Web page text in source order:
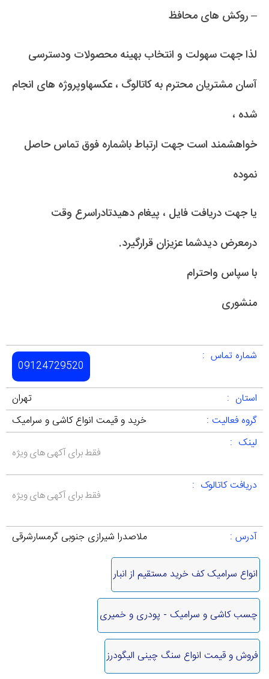
– روکش های محافظ
لذا جهت سهولت و انتخاب بهینه محصولات ودسترسی
آسان مشتریان محترم به کاتالوگ ، عکسهاوپروژه های انجام
شده ،
خواهشمند است جهت ارتباط باشماره فوق تماس حاصل
نموده
یا جهت دریافت فایل ، پیغام دهیدتادراسرع وقت
درمعرض دیدشما عزیزان قرارگیرد.
با سپاس واحترام
منشوری
شماره تماس :
09124729520
استان :
تهران
گروه فعالیت :
خرید و قیمت انواع کاشی و سرامیک
لینک :
فقط برای آکهی های ویژه
دریافت کاتالوک :
فقط برای آکهی های ویژه
آدرس : ملاصدرا شیرازی جنوبی گرمسارشرقی
انواع سرامیک کف خرید مستقیم از انبار
چسب کاشی و سرامیک - پودری و خمیری
فروش و قیمت انواع سنگ‌ چینی الیگودرز